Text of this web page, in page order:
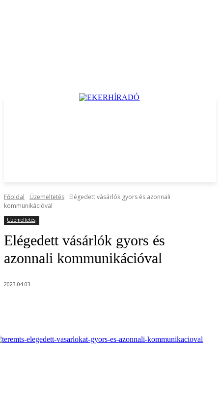
Főoldal Üzemeltetés
Elégedett vásárlók gyors és azonnali
kommunikációval
Üzemeltetés
Elégedett vásárlók gyors és
azonnali kommunikációval
2023.04.03.